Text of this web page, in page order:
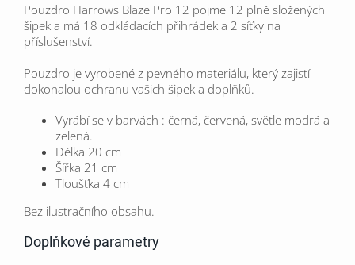
Pouzdro Harrows Blaze Pro 12 pojme 12 plně složených
šipek a má 18 odkládacích přihrádek a 2 síťky na
příslušenství.
Pouzdro je vyrobené z pevného materiálu, který zajistí
dokonalou ochranu vašich šipek a doplňků.
Vyrábí se v barvách : černá, červená, světle modrá a
zelená.
Délka 20 cm
Šířka 21 cm
Tloušťka 4 cm
Bez ilustračního obsahu.
Doplňkové parametry